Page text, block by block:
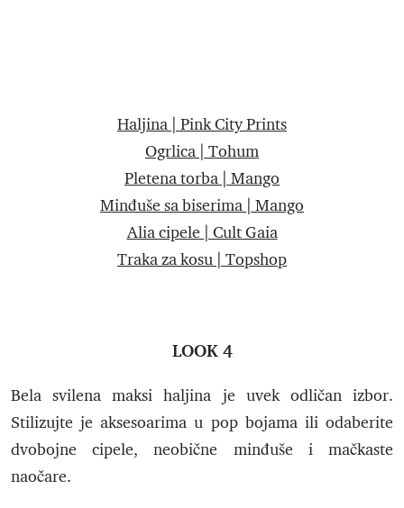
Haljina | Pink City Prints
Ogrlica | Tohum
Pletena torba | Mango
Minđuše sa biserima | Mango
Alia cipele | Cult Gaia
Traka za kosu | Topshop
LOOK 4
Bela svilena maksi haljina je uvek odličan izbor.
Stilizujte je aksesoarima u pop bojama ili odaberite
dvobojne cipele, neobične minđuše i mačkaste
naočare.